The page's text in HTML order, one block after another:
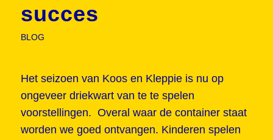
succes
BLOG
Het seizoen van Koos en Kleppie is nu op
ongeveer driekwart van te te spelen
voorstellingen. Overal waar de container staat
worden we goed ontvangen. Kinderen spelen